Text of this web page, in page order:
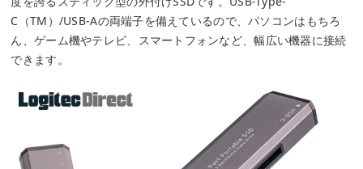
C（TM）/USB-Aの両端子を備えているので、パソコンはもちろ
ん、ゲーム機やテレビ、スマートフォンなど、幅広い機器に接続
できます。